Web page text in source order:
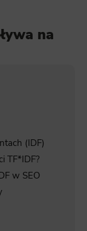
na
(IDF)
TF*IDF?
w SEO